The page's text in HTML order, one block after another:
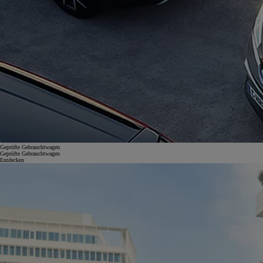
Geprüfte Gebrauchtwagen
Geprüfte Gebrauchtwagen
Entdecken